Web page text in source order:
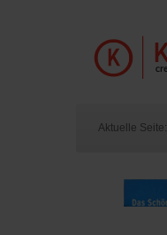
Aktuelle Seite: